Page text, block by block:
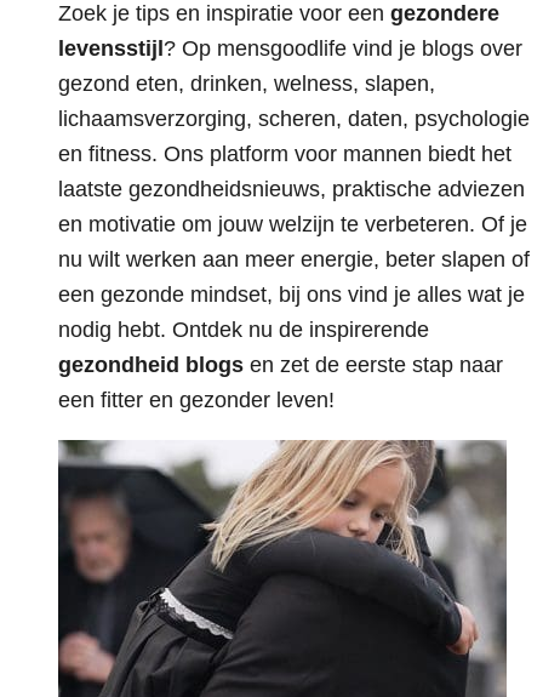
Zoek je tips en inspiratie voor een gezondere
levensstijl ? Op mensgoodlife vind je blogs over
gezond eten, drinken, welness, slapen,
lichaamsverzorging, scheren, daten, psychologie
en fitness. Ons platform voor mannen biedt het
laatste gezondheidsnieuws, praktische adviezen
en motivatie om jouw welzijn te verbeteren. Of je
nu wilt werken aan meer energie, beter slapen of
een gezonde mindset, bij ons vind je alles wat je
nodig hebt. Ontdek nu de inspirerende
gezondheid blogs en zet de eerste stap naar
een fitter en gezonder leven!